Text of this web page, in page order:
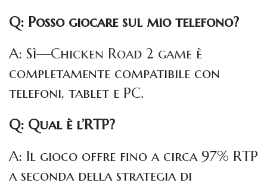
Q: Posso giocare sul mio telefono?
A: Sì—Chicken Road 2 game è
completamente compatibile con
telefoni, tablet e PC.
Q: Qual è l’RTP?
A: Il gioco offre fino a circa 97% RTP
a seconda della strategia di